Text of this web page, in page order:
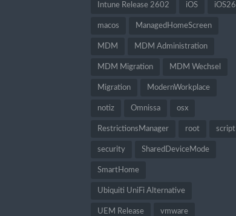
Intune Release 2602 iOS iOS26
macos ManagedHomeScreen
MDM MDM Administration
MDM Migration MDM Wechsel
Migration ModernWorkplace
notiz Omnissa osx
RestrictionsManager root script
security SharedDeviceMode
SmartHome
Ubiquiti UniFi Alternative
UEM Release vmware